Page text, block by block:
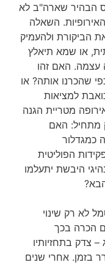
הבהיר שארה"ב לא
השאלה
הביקורת ולהעמיק
או שמא תיאלץ
האם זהו
שהכרנו אותה? או
למציאות
מטריית הגנה
מתחיל: האם
כמגדלור
הפוליטית
היבשת יתעלמו
לא רק שינוי
הכרה בכך
צדק בתחזיותיו
בזמן. אחרי שנים